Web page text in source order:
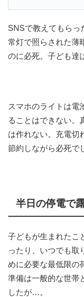
SNSで教えてもらっ
常灯で照らされた薄
のに必死。子ども達
スマホのライトは電
ることはできない。
は作れない。充電切
節約しながら必死で
半日の停電で
子どもが生まれたこ
ったり、いつでも取
めに必要な最低限の
準備は一般的な世帯
したが…。